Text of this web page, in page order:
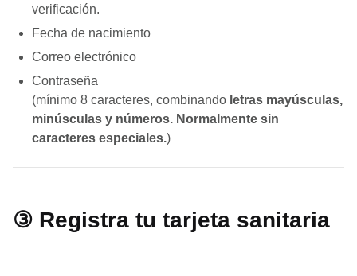
verificación.
Fecha de nacimiento
Correo electrónico
Contraseña
(mínimo 8 caracteres, combinando letras mayúsculas,
minúsculas y números. Normalmente sin
caracteres especiales.)
③ Registra tu tarjeta sanitaria